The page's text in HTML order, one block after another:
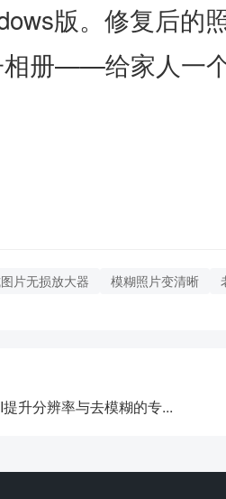
版。修复后的
相册——给家人一
片无损放大器 模糊照片变清晰
升分辨率与去模糊的专...